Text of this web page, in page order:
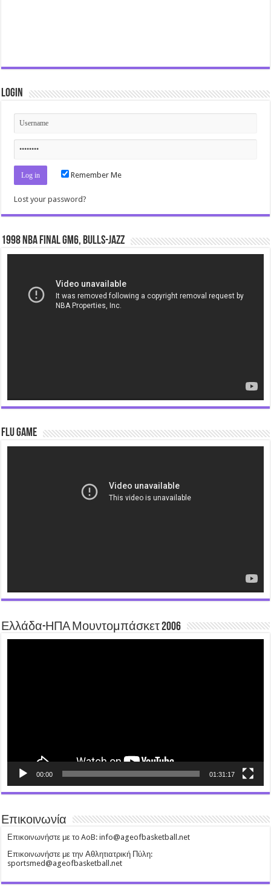
Login
Remember Me
Lost your password?
1998 NBA Final gm6, Bulls-Jazz
Flu Game
Ελλάδα-ΗΠΑ Μουντομπάσκετ 2006
00:00 01:31:17
Επικοινωνία
Επικοινωνήστε με το AoB: info@ageofbasketball.net
Επικοινωνήστε με την Αθλητιατρική Πύλη:
sportsmed@ageofbasketball.net